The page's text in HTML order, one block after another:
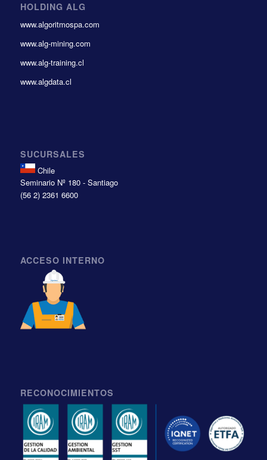
HOLDING ALG
www.algoritmospa.com
www.alg-mining.com
www.alg-training.cl
www.algdata.cl
SUCURSALES
Chile
Seminario Nº 180 - Santiago
(56 2) 2361 6600
ACCESO INTERNO
RECONOCIMIENTOS